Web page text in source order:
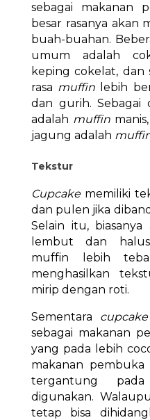
sebagai makanan
besar rasanya akan
buah-buahan.
umum adalah
keping cokelat, dan
rasa muffin lebih
dan gurih. Sebagai
adalah muffin
jagung adalah
Tekstur
Cupcakememiliki
dan pulen jika
Selain itu, biasanya
lembut dan
muffin lebih
menghasilkan
mirip dengan roti.
Sementara cupcake
sebagai makanan
yang pada lebih
makanan
tergantung
digunakan.
tetap bisa